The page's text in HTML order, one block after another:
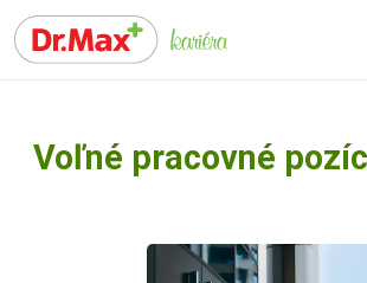
Voľné pracovné